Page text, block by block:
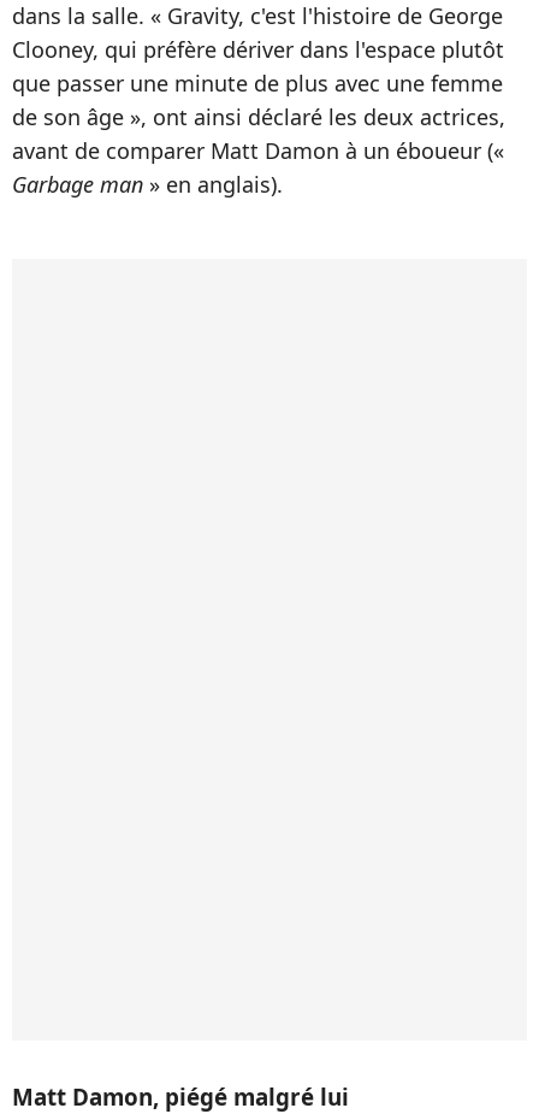
dans la salle. « Gravity, c'est l'histoire de George
Clooney, qui préfère dériver dans l'espace plutôt
que passer une minute de plus avec une femme
de son âge », ont ainsi déclaré les deux actrices,
avant de comparer Matt Damon à un éboueur («
Garbage man » en anglais).
Matt Damon, piégé malgré lui